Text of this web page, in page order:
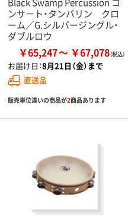
ンサート・タンバリン クロ
ーム／G.シルバージングル・
ダブルロウ
￥65,247 ￥67,078
お届け日：8月21日（金）まで
直送品
販売単位違いの商品が2商品あります